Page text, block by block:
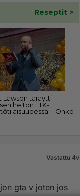
Vastattu 4v
gta v joten jos